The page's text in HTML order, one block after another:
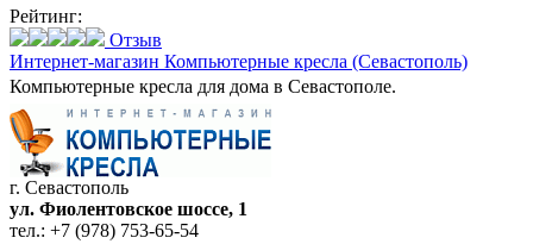
Рейтинг:
Отзыв
Интернет-магазин Компьютерные кресла (Севастополь)
Компьютерные кресла для дома в Севастополе.
г. Севастополь
ул. Фиолентовское шоссе, 1
тел.: +7 (978) 753-65-54